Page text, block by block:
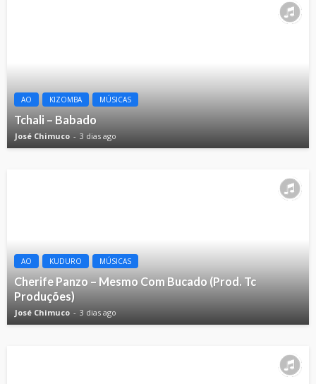
AO KIZOMBA MÚSICAS
Tchali – Babado
José Chimuco 3 dias ago
AO KUDURO MÚSICAS
Cherife Panzo – Mesmo Com Bucado (Prod. Tc
Produções)
José Chimuco 3 dias ago